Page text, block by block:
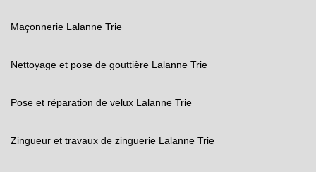
Maçonnerie Lalanne Trie
Nettoyage et pose de gouttière Lalanne Trie
Pose et réparation de velux Lalanne Trie
Zingueur et travaux de zinguerie Lalanne Trie